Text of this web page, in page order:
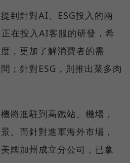
到針對AI、ESG投入的兩
在投入AI客服的研發，希
，更加了解消費者的需
；針對ESG，則推出菜多肉
將進駐到高鐵站、機場，
。而針對進軍海外市場，
國加州成立分公司，已拿